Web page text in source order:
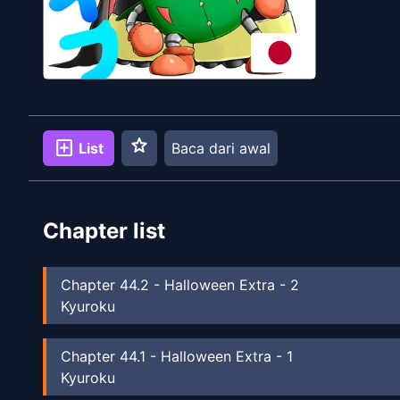
add_box List star Baca dari awal
Chapter list
Chapter 44.2 - Halloween Extra - 2
Kyuroku
Chapter 44.1 - Halloween Extra - 1
Kyuroku